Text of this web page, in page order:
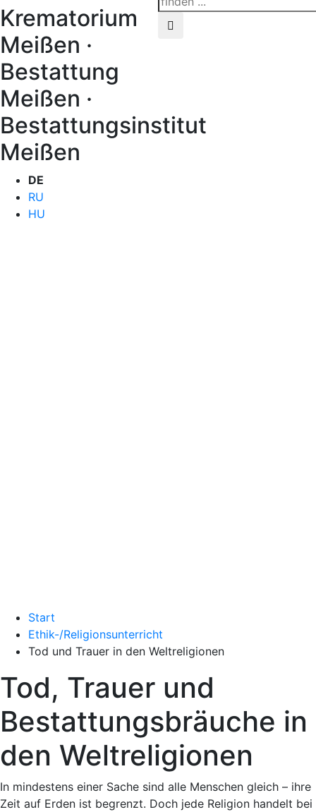
Krematorium
Meißen ·
Bestattung
Meißen ·
Bestattungsinstitut
Meißen
DE
RU
HU
Start
Ethik-/Religionsunterricht
Tod und Trauer in den Weltreligionen
Tod, Trauer und
Bestattungsbräuche in
den Weltreligionen
In mindestens einer Sache sind alle Menschen gleich – ihre
Zeit auf Erden ist begrenzt. Doch jede Religion handelt bei